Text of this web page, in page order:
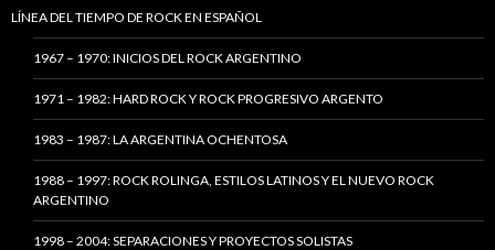
LÍNEA DEL TIEMPO DE ROCK EN ESPAÑOL
1967 – 1970: INICIOS DEL ROCK ARGENTINO
1971 – 1982: HARD ROCK Y ROCK PROGRESIVO ARGENTO
1983 – 1987: LA ARGENTINA OCHENTOSA
1988 – 1997: ROCK ROLINGA, ESTILOS LATINOS Y EL NUEVO ROCK
ARGENTINO
1998 – 2004: SEPARACIONES Y PROYECTOS SOLISTAS